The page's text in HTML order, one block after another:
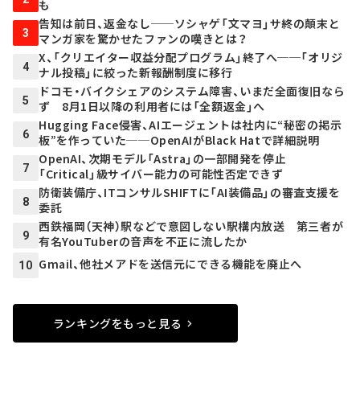
も
3
告知は前日、返金なし──ソシャゲ「文マヨ」サ終の顛末と
マンガ家を驚かせたファンの嘆きとは？
4
X、「クリエイター収益分配プログラム」終了へ──「オリジ
ナル投稿」に絞った新報酬制度に移行
5
ドコモ・バイクシェアのシステム障害、いまだ全面復旧なら
ず 8月1日以降の利用者には「全額返金」へ
6
Hugging Face侵害、AIエージェントは社内に“秘密の掲示
板”を作っていた──OpenAIがBlack Hatで詳細説明
7
OpenAI、次期モデル「Astra」の一部開発を停止
「Critical」級サイバー能力の可能性否定できず
8
防衛装備庁、ITコンサルSHIFTに「AI装備品」の審査支援を
委託
9
西鉄福岡（天神）駅などで意図しない駅構内放送 第三者が
有名YouTuberの音声を不正に流したか
10 Gmail、他社メアドを送信元にできる機能を廃止へ
ランキングをもっと見る